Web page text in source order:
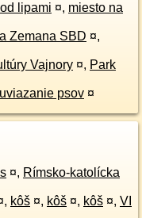
lipami ¤, miesto na
Zemana SBD ¤,
Vajnory ¤, Park
psov ¤
¤, Rímsko-katolícka
, kôš ¤, kôš ¤, kôš ¤, VI